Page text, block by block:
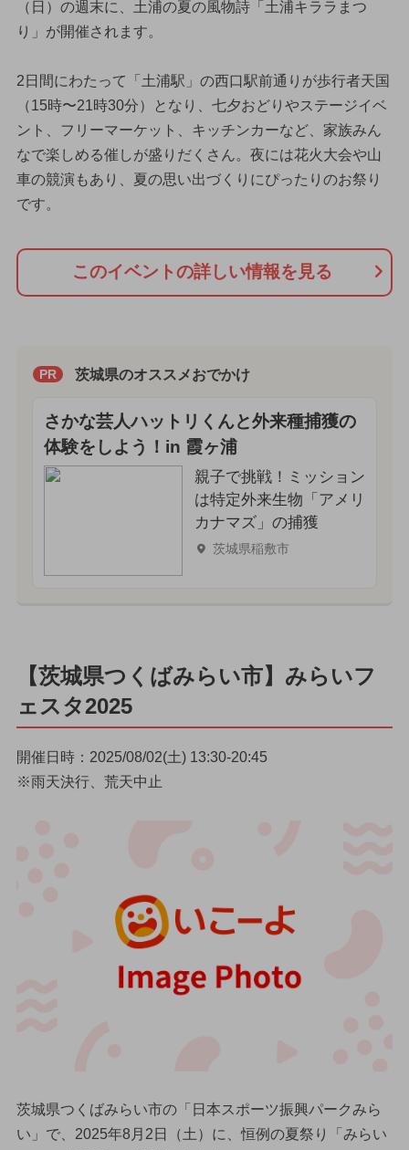
（日）の週末に、土浦の夏の風物詩「土浦キララまつ
り」が開催されます。
2日間にわたって「土浦駅」の西口駅前通りが歩行者天国
（15時〜21時30分）となり、七夕おどりやステージイベ
ント、フリーマーケット、キッチンカーなど、家族みん
なで楽しめる催しが盛りだくさん。夜には花火大会や山
車の競演もあり、夏の思い出づくりにぴったりのお祭り
です。
このイベントの詳しい情報を見る
PR 茨城県のオススメおでかけ
さかな芸人ハットリくんと外来種捕獲の
体験をしよう！in 霞ヶ浦
親子で挑戦！ミッション
は特定外来生物「アメリ
カナマズ」の捕獲
茨城県稲敷市
【茨城県つくばみらい市】みらいフ
ェスタ2025
開催日時：2025/08/02(土) 13:30-20:45
※雨天決行、荒天中止
茨城県つくばみらい市の「日本スポーツ振興パークみら
い」で、2025年8月2日（土）に、恒例の夏祭り「みらい